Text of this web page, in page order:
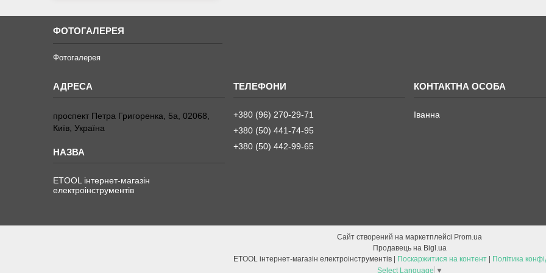
ФОТОГАЛЕРЕЯ
Фотогалерея
проспект Петра Григоренка, 5а, 02068,
Київ, Україна
ETOOL інтернет-магазін
електроінструментів
+380 (96) 270-29-71
+380 (50) 441-74-95
+380 (50) 442-99-65
Іванна
Сайт створений на маркетплейсі Prom.ua
Продавець на Bigl.ua
Поскаржитися на контент
Політика
Select Language ▼